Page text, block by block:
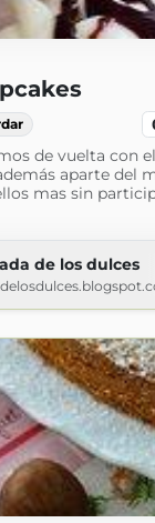
de vuelta con
aparte del
mas sin
de los dulces